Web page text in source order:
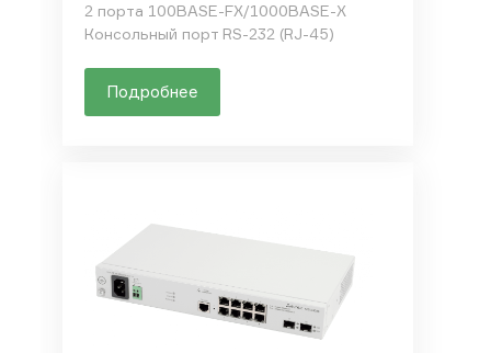
2 порта 100BASE-FX/1000BASE-X
Консольный порт RS-232 (RJ-45)
Подробнее